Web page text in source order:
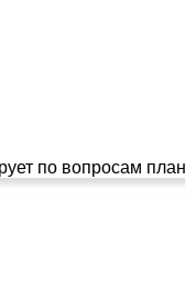
по вопросам